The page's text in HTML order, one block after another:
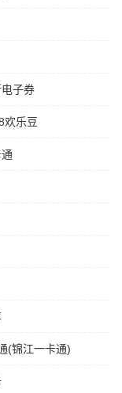
子券
欢乐豆
(锦江一卡通)